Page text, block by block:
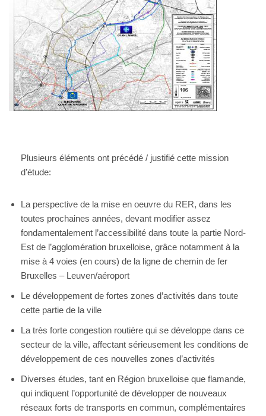
Plusieurs éléments ont précédé / justifié cette mission
d’étude:
La perspective de la mise en oeuvre du RER, dans les
toutes prochaines années, devant modifier assez
fondamentalement l’accessibilité dans toute la partie Nord-
Est de l’agglomération bruxelloise, grâce notamment à la
mise à 4 voies (en cours) de la ligne de chemin de fer
Bruxelles – Leuven/aéroport
Le développement de fortes zones d’activités dans toute
cette partie de la ville
La très forte congestion routière qui se développe dans ce
secteur de la ville, affectant sérieusement les conditions de
développement de ces nouvelles zones d’activités
Diverses études, tant en Région bruxelloise que flamande,
qui indiquent l’opportunité de développer de nouveaux
réseaux forts de transports en commun, complémentaires